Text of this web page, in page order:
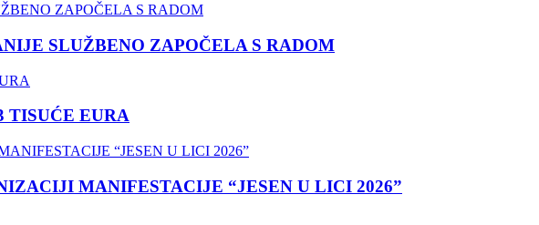
SLUŽBENO ZAPOČELA S RADOM
TISUĆE EURA
MANIFESTACIJE “JESEN U LICI 2026”